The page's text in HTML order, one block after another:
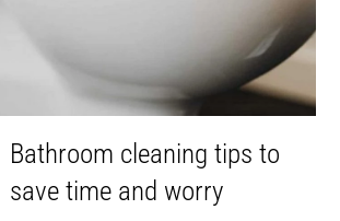
Bathroom cleaning tips to
save time and worry